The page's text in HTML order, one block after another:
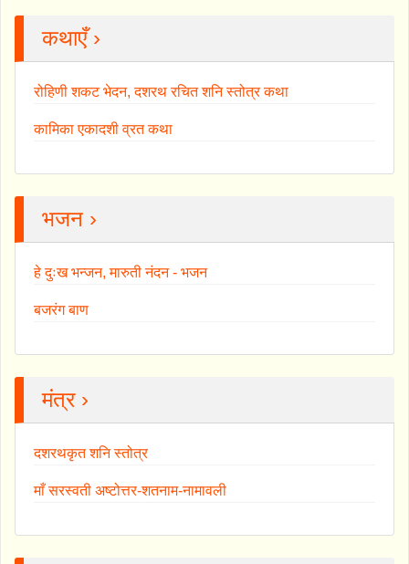
कथाएँ ›
रोहिणी शकट भेदन, दशरथ रचित शनि स्तोत्र कथा
कामिका एकादशी व्रत कथा
भजन ›
हे दुःख भन्जन, मारुती नंदन - भजन
बजरंग बाण
मंत्र ›
दशरथकृत शनि स्तोत्र
माँ सरस्वती अष्टोत्तर-शतनाम-नामावली